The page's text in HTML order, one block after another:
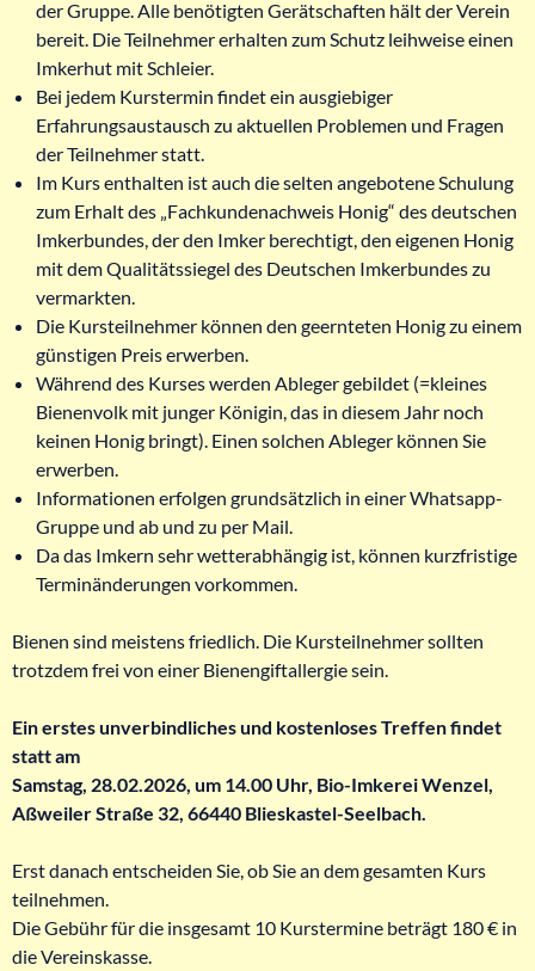
der Gruppe. Alle benötigten Gerätschaften hält der Verein
bereit. Die Teilnehmer erhalten zum Schutz leihweise einen
Imkerhut mit Schleier.
Bei jedem Kurstermin findet ein ausgiebiger
Erfahrungsaustausch zu aktuellen Problemen und Fragen
der Teilnehmer statt.
Im Kurs enthalten ist auch die selten angebotene Schulung
zum Erhalt des „Fachkundenachweis Honig“ des deutschen
Imkerbundes, der den Imker berechtigt, den eigenen Honig
mit dem Qualitätssiegel des Deutschen Imkerbundes zu
vermarkten.
Die Kursteilnehmer können den geernteten Honig zu einem
günstigen Preis erwerben.
Während des Kurses werden Ableger gebildet (=kleines
Bienenvolk mit junger Königin, das in diesem Jahr noch
keinen Honig bringt). Einen solchen Ableger können Sie
erwerben.
Informationen erfolgen grundsätzlich in einer Whatsapp-
Gruppe und ab und zu per Mail.
Da das Imkern sehr wetterabhängig ist, können kurzfristige
Terminänderungen vorkommen.
Bienen sind meistens friedlich. Die Kursteilnehmer sollten
trotzdem frei von einer Bienengiftallergie sein.
Ein erstes unverbindliches und kostenloses Treffen findet
statt am
Samstag, 28.02.2026, um 14.00 Uhr, Bio-Imkerei Wenzel,
Aßweiler Straße 32, 66440 Blieskastel-Seelbach.
Erst danach entscheiden Sie, ob Sie an dem gesamten Kurs
teilnehmen.
Die Gebühr für die insgesamt 10 Kurstermine beträgt 180 € in
die Vereinskasse.